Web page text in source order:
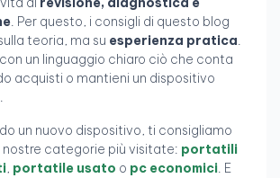
. Per questo, i consigli di questo blog
teoria, ma su esperienza pratica.
un linguaggio chiaro ciò che conta
acquisti o mantieni un dispositivo
un nuovo dispositivo, ti consigliamo
nostre categorie più visitate: portatili
, portatile usato o pc economici. E